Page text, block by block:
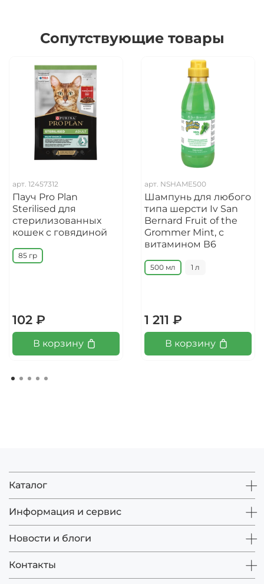
Сопутствующие товары
арт. 12457312
Пауч Pro Plan
Sterilised для
стерилизованных
кошек с говядиной
85 гр
102 ₽
В корзину
арт. NSHAME500
Шампунь для любого
типа шерсти Iv San
Bernard Fruit of the
Grommer Mint, с
витамином В6
500 мл 1 л
1 211 ₽
В корзину
Каталог
Информация и сервис
Новости и блоги
Контакты